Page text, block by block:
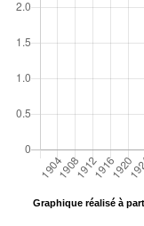
Graphique réalisé à